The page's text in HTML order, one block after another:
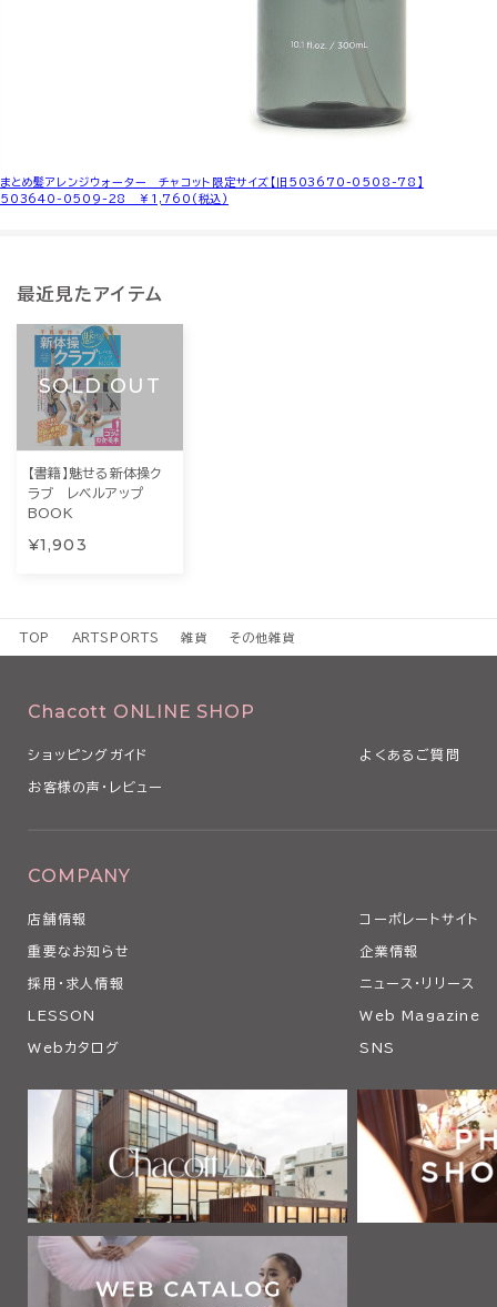
まとめ髪アレンジウォーター チャコット限定サイズ【旧503670-0508-78】
503640-0509-28 ￥1,760(税込)
最近見たアイテム
SOLD OUT
【書籍】魅せる新体操ク
ラブ レベルアップ
BOOK
¥1,903
TOP ARTSPORTS 雑貨 その他雑貨
Chacott ONLINE SHOP
ショッピングガイド よくあるご質問
お客様の声・レビュー
COMPANY
店舗情報 コーポレートサイト
重要なお知らせ 企業情報
採用・求人情報 ニュース・リリース
LESSON Web Magazine
Webカタログ SNS